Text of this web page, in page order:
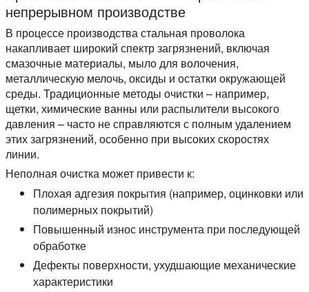
непрерывном производстве
В процессе производства стальная проволока
накапливает широкий спектр загрязнений, включая
смазочные материалы, мыло для волочения,
металлическую мелочь, оксиды и остатки окружающей
среды. Традиционные методы очистки – например,
щетки, химические ванны или распылители высокого
давления – часто не справляются с полным удалением
этих загрязнений, особенно при высоких скоростях
линии.
Неполная очистка может привести к:
Плохая адгезия покрытия (например, оцинковки или
полимерных покрытий)
Повышенный износ инструмента при последующей
обработке
Дефекты поверхности, ухудшающие механические
характеристики